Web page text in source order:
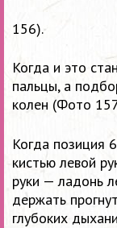
156).
Когда и это
пальцы, а
колен (Фото
Когда позиция
кистью левой
руки — ладонь
держать
глубоких